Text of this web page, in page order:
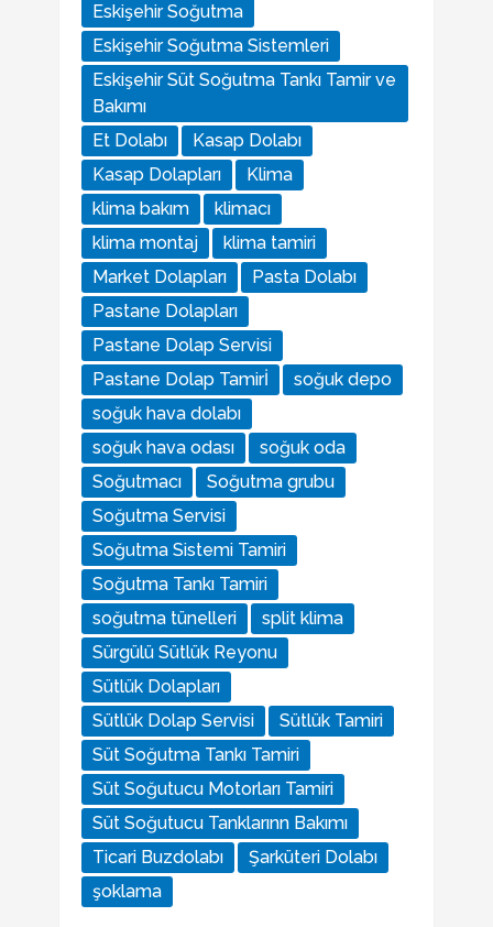
Eskişehir Soğutma
Eskişehir Soğutma Sistemleri
Eskişehir Süt Soğutma Tankı Tamir ve
Bakımı
Et Dolabı
Kasap Dolabı
Kasap Dolapları
Klima
klima bakım
klimacı
klima montaj
klima tamiri
Market Dolapları
Pasta Dolabı
Pastane Dolapları
Pastane Dolap Servisi
Pastane Dolap Tamirİ
soğuk depo
soğuk hava dolabı
soğuk hava odası
soğuk oda
Soğutmacı
Soğutma grubu
Soğutma Servisi
Soğutma Sistemi Tamiri
Soğutma Tankı Tamiri
soğutma tünelleri
split klima
Sürgülü Sütlük Reyonu
Sütlük Dolapları
Sütlük Dolap Servisi
Sütlük Tamiri
Süt Soğutma Tankı Tamiri
Süt Soğutucu Motorları Tamiri
Süt Soğutucu Tanklarınn Bakımı
Ticari Buzdolabı
Şarküteri Dolabı
şoklama